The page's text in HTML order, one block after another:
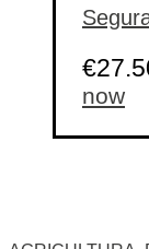
€
nowThis